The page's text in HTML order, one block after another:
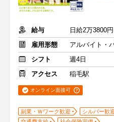
給与
日給2万3800
雇用形態
アルバイト・
シフト
週4日
アクセス
稲毛駅
オンライン面接可
副業・Ｗワーク歓迎 シルバー歓